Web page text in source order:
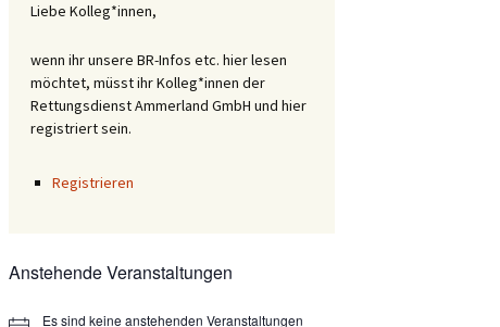
Liebe Kolleg*innen,
wenn ihr unsere BR-Infos etc. hier lesen
möchtet, müsst ihr Kolleg*innen der
Rettungsdienst Ammerland GmbH und hier
registriert sein.
Registrieren
Anstehende Veranstaltungen
Es sind keine anstehenden Veranstaltungen